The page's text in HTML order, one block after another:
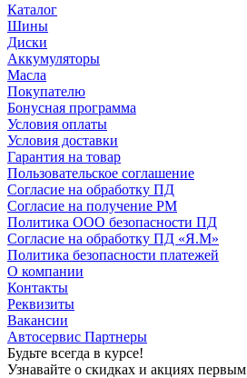
Каталог
Шины
Диски
Аккумуляторы
Масла
Покупателю
Бонусная программа
Условия оплаты
Условия доставки
Гарантия на товар
Пользовательское соглашение
Согласие на обработку ПД
Согласие на получение РМ
Политика ООО безопасности ПД
Согласие на обработку ПД «Я.М»
Политика безопасности платежей
О компании
Контакты
Реквизиты
Вакансии
Автосервис Партнеры
Будьте всегда в курсе!
Узнавайте о скидках и акциях первым